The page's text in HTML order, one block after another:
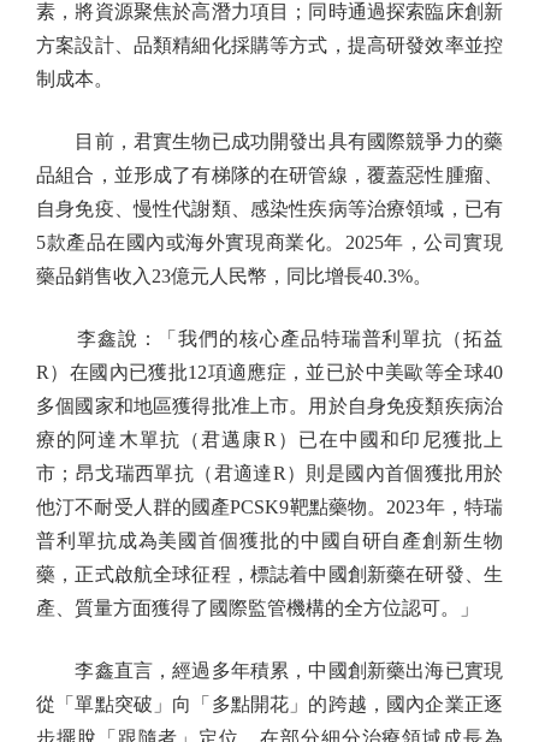
素，將資源聚焦於高潛力項目；同時通過探索臨床創新
方案設計、品類精細化採購等方式，提高研發效率並控
制成本。
目前，君實生物已成功開發出具有國際競爭力的藥
品組合，並形成了有梯隊的在研管線，覆蓋惡性腫瘤、
自身免疫、慢性代謝類、感染性疾病等治療領域，已有
5款產品在國內或海外實現商業化。2025年，公司實現
藥品銷售收入23億元人民幣，同比增長40.3%。
李鑫說：「我們的核心產品特瑞普利單抗（拓益
R）在國內已獲批12項適應症，並已於中美歐等全球40
多個國家和地區獲得批准上市。用於自身免疫類疾病治
療的阿達木單抗（君邁康R）已在中國和印尼獲批上
市；昂戈瑞西單抗（君適達R）則是國內首個獲批用於
他汀不耐受人群的國產PCSK9靶點藥物。2023年，特瑞
普利單抗成為美國首個獲批的中國自研自產創新生物
藥，正式啟航全球征程，標誌着中國創新藥在研發、生
產、質量方面獲得了國際監管機構的全方位認可。」
李鑫直言，經過多年積累，中國創新藥出海已實現
從「單點突破」向「多點開花」的跨越，國內企業正逐